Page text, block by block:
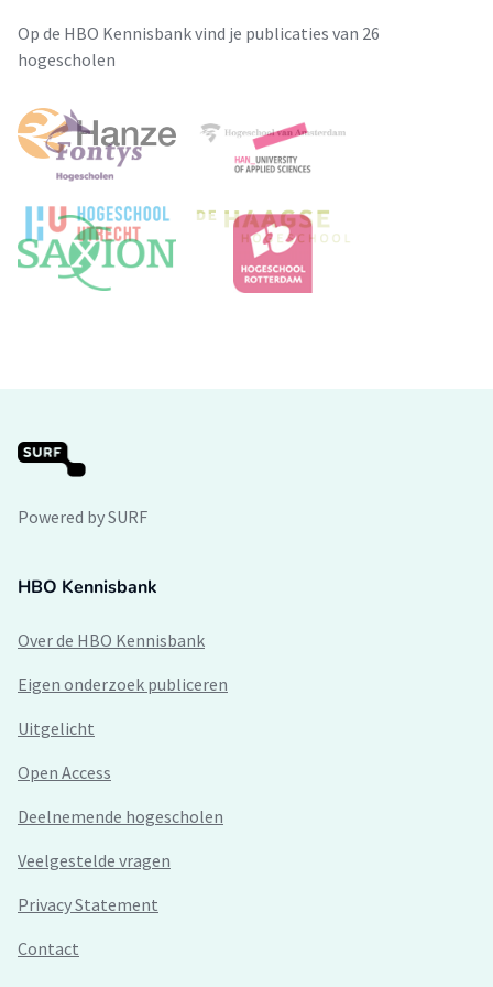
Op de HBO Kennisbank vind je publicaties van 26
hogescholen
Powered by SURF
HBO Kennisbank
Over de HBO Kennisbank
Eigen onderzoek publiceren
Uitgelicht
Open Access
Deelnemende hogescholen
Veelgestelde vragen
Privacy Statement
Contact